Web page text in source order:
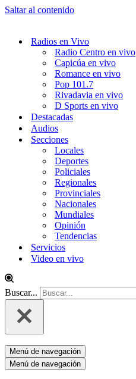
Saltar al contenido
Radios en Vivo
Radio Centro en vivo
Capicúa en vivo
Romance en vivo
Pop 101.7
Rivadavia en vivo
D Sports en vivo
Destacadas
Audios
Secciones
Locales
Deportes
Policiales
Regionales
Provinciales
Nacionales
Mundiales
Opinión
Tendencias
Servicios
Video en vivo
Buscar...
Menú de navegación
Menú de navegación